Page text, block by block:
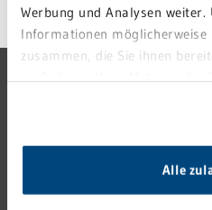
Werbung und Analysen
Informationen möglicherweise
zusammen, die Sie ihnen
Alle
Letzte Änderung: 03. Dezember
VERANSTALTUNGEN